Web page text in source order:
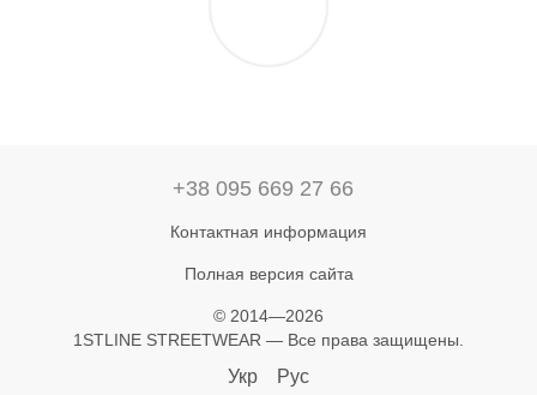
+38 095 669 27 66
Контактная информация
Полная версия сайта
© 2014—2026
1STLINE STREETWEAR — Все права защищены.
Укр Рус